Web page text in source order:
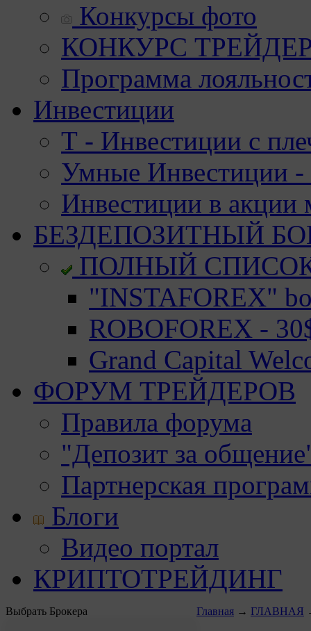
Конкурсы фото
КОНКУРС
Программа
Инвестиции
Т - Инвестиции с
Умные Инвестиции -
Инвестиции в акции
БЕЗДЕПОЗИТНЫЙ
ПОЛНЫЙ
"INSTAFOREX"
ROBOFOREX -
Grand Capital
ФОРУМ ТРЕЙДЕРОВ
Правила форума
"Депозит за
Партнерская
Блоги
Видео портал
КРИПТОТРЕЙДИНГ
Выбрать Брокера Главная → ГЛАВНАЯ